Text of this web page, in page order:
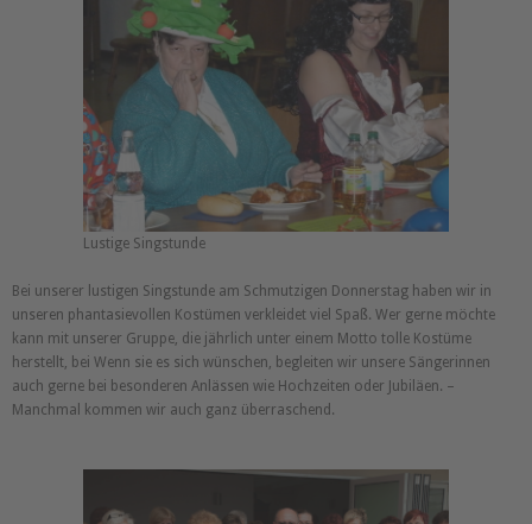
Lustige Singstunde
Bei unserer lustigen Singstunde am Schmutzigen Donnerstag haben wir in
unseren phantasievollen Kostümen verkleidet viel Spaß. Wer gerne möchte
kann mit unserer Gruppe, die jährlich unter einem Motto tolle Kostüme
herstellt, bei Wenn sie es sich wünschen, begleiten wir unsere Sängerinnen
auch gerne bei besonderen Anlässen wie Hochzeiten oder Jubiläen. –
Manchmal kommen wir auch ganz überraschend.